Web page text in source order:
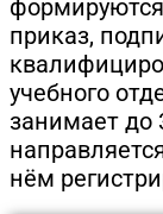
приказ,
учебного
занимает до
нём